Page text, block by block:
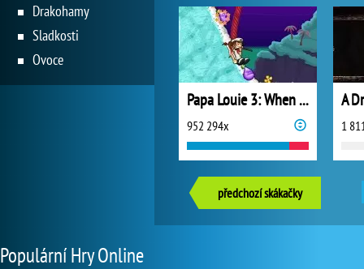
Papa Louie 3: When Sundaes Attack!
952 294x
A
1
předchozí skákačky
Drakohamy
Sladkosti
Ovoce
Populární Hry Online